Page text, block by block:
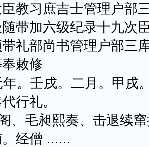
教习庶吉士管理户部
带加六级纪录十九次
礼部尚书管理户部三
敕修
壬戌。二月。甲戌
行礼。
毛昶熙奏、击退续窜
经僧 ......